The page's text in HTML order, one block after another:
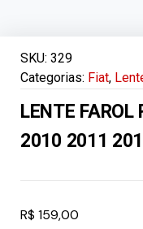
SKU: 329
Categorias: Fiat,
LENTE
2010 2011
R$ 159,00